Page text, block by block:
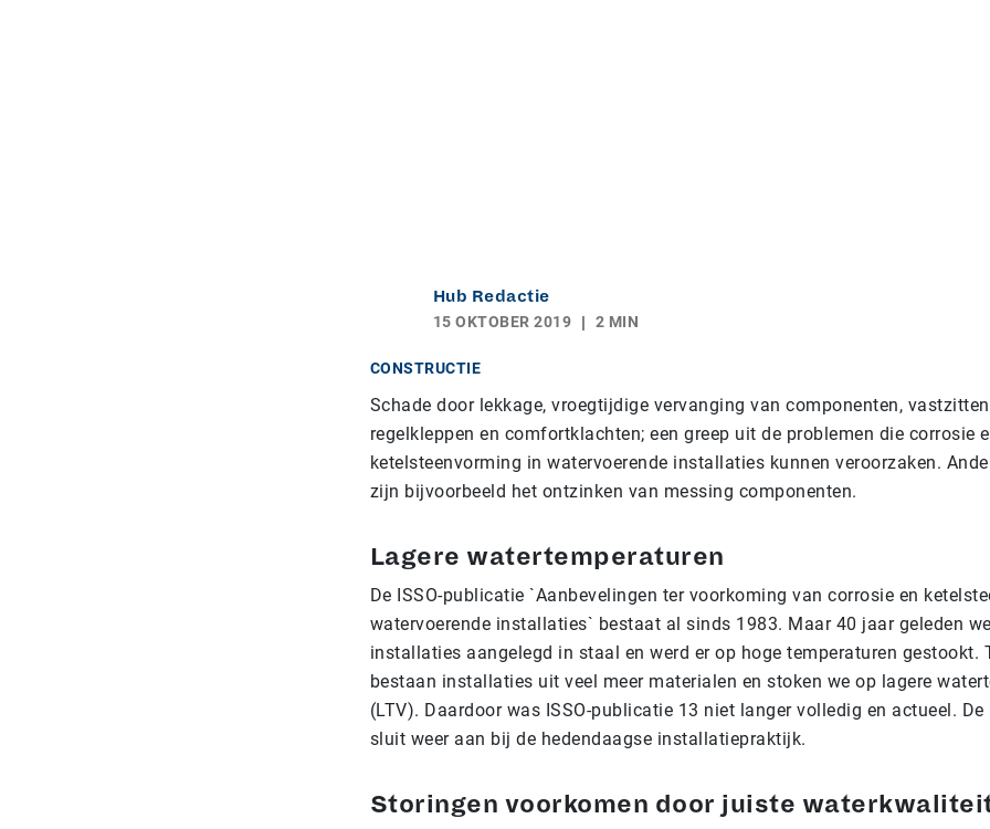
Hub Redactie
15 OKTOBER 2019
2 MIN
CONSTRUCTIE
Schade door lekkage, vroegtijdige vervanging van componenten,
regelkleppen en comfortklachten; een greep uit de problemen die corrosie
ketelsteenvorming in watervoerende installaties kunnen veroorzaken.
zijn bijvoorbeeld het ontzinken van messing componenten.
Lagere watertemperaturen
De ISSO-publicatie `Aanbevelingen ter voorkoming van corrosie en
watervoerende installaties` bestaat al sinds 1983. Maar 40 jaar geleden
installaties aangelegd in staal en werd er op hoge temperaturen gestookt.
bestaan installaties uit veel meer materialen en stoken we op lagere
(LTV). Daardoor was ISSO-publicatie 13 niet langer volledig en actueel.
sluit weer aan bij de hedendaagse installatiepraktijk.
Storingen voorkomen door juiste